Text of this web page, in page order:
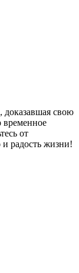
доказавшая свою
временное
от
и радость жизни!